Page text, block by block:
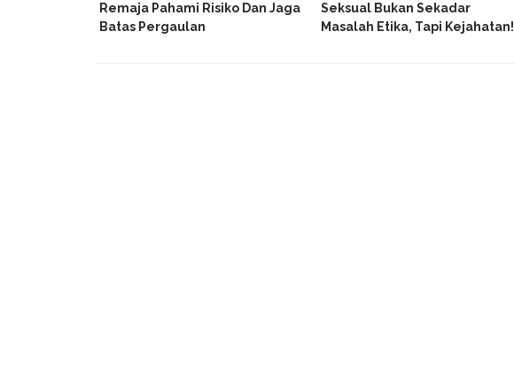
Remaja Pahami Risiko Dan Jaga
Batas Pergaulan
Seksual Bukan Sekadar
Masalah Etika, Tapi Kejahatan!